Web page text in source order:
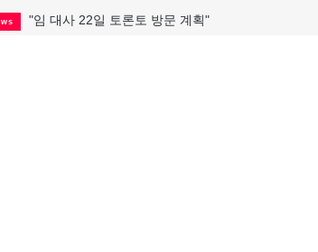
"임 대사 22일 토론토 방문 계획"